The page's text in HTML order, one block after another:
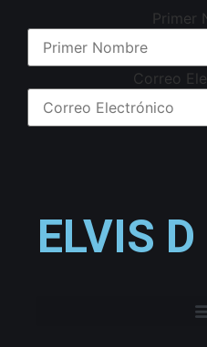
Primer
Correo
ELVIS